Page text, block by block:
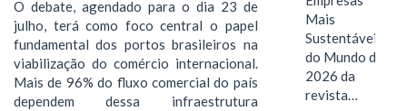
O debate, agendado para o dia 23 de
julho, terá como foco central o papel
fundamental dos portos brasileiros na
viabilização do comércio internacional.
Mais de 96% do fluxo comercial do país
dependem dessa infraestrutura
Mais
Sustentáveis
do Mundo de
2026 da
revista…